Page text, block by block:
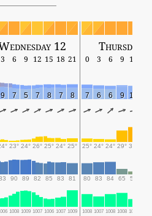
12 Thursday 13
3 6 9 12 15 18 21 0 3 6 9 12
9 7 5 7 8 7 8 7 6 6 9 10
23° 24° 26° 25° 24° 25° 25° 24° 24° 29° 31°
90 89 82 85 83 81 80 83 84 65 58
1008 1009 1007 1006 1007 1009 1008 1007 1008 1008 1006